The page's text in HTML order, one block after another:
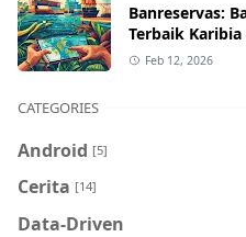
Banreservas:
Terbaik
Feb 12, 2026
CATEGORIES
Android [5]
Cerita [14]
Data-Driven